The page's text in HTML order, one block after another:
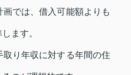
では、借入可能額よりも
ます。
り年収に対する年間の住